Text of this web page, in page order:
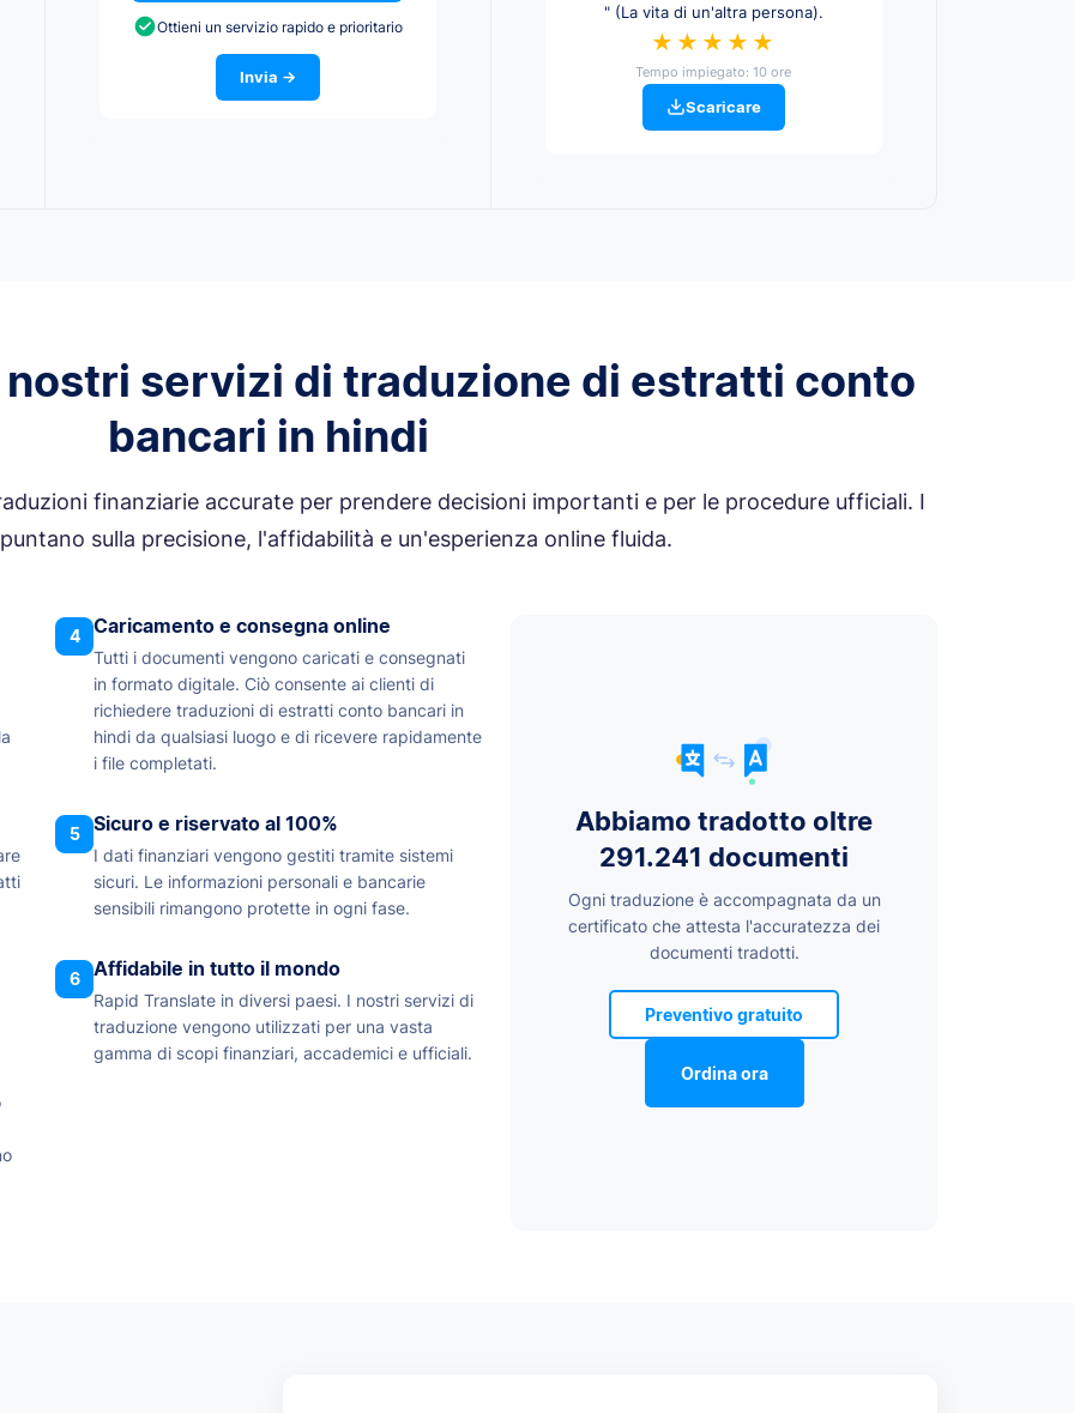
Ottieni un servizio rapido e prioritario
Invia →
" (La vita di un'altra persona).
★★★★★
Tempo impiegato: 10 ore
Scaricare
servizi di traduzione di estratti conto
bancari in hindi
finanziarie accurate per prendere decisioni importanti e per le procedure ufficiali. I
sulla precisione, l'affidabilità e un'esperienza online fluida.
4 Caricamento e consegna online
Tutti i documenti vengono caricati e consegnati
in formato digitale. Ciò consente ai clienti di
richiedere traduzioni di estratti conto bancari in
hindi da qualsiasi luogo e di ricevere rapidamente
i file completati.
5 Sicuro e riservato al 100%
I dati finanziari vengono gestiti tramite sistemi
sicuri. Le informazioni personali e bancarie
sensibili rimangono protette in ogni fase.
6 Affidabile in tutto il mondo
Rapid Translate in diversi paesi. I nostri servizi di
traduzione vengono utilizzati per una vasta
gamma di scopi finanziari, accademici e ufficiali.
Abbiamo tradotto oltre
291.241 documenti
Ogni traduzione è accompagnata da un
certificato che attesta l'accuratezza dei
documenti tradotti.
Preventivo gratuito
Ordina ora